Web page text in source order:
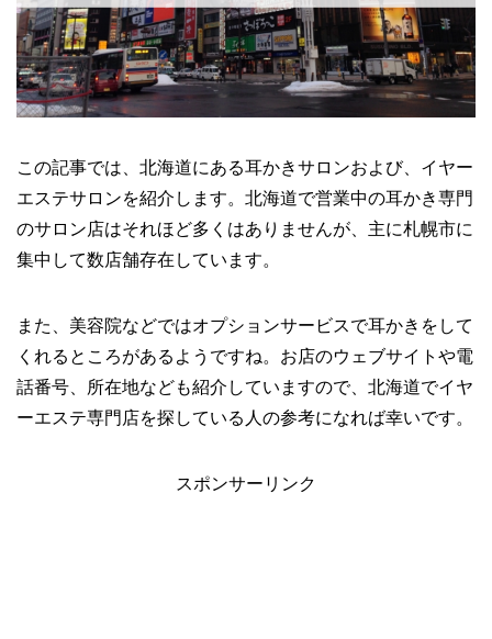
この記事では、北海道にある耳かきサロンおよび、イヤー
エステサロンを紹介します。北海道で営業中の耳かき専門
のサロン店はそれほど多くはありませんが、主に札幌市に
集中して数店舗存在しています。
また、美容院などではオプションサービスで耳かきをして
くれるところがあるようですね。お店のウェブサイトや電
話番号、所在地なども紹介していますので、北海道でイヤ
ーエステ専門店を探している人の参考になれば幸いです。
スポンサーリンク